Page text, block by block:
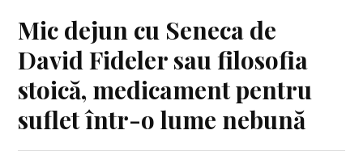
Mic dejun cu Seneca de
David Fideler sau filosofia
stoică, medicament pentru
suflet într-o lume nebună